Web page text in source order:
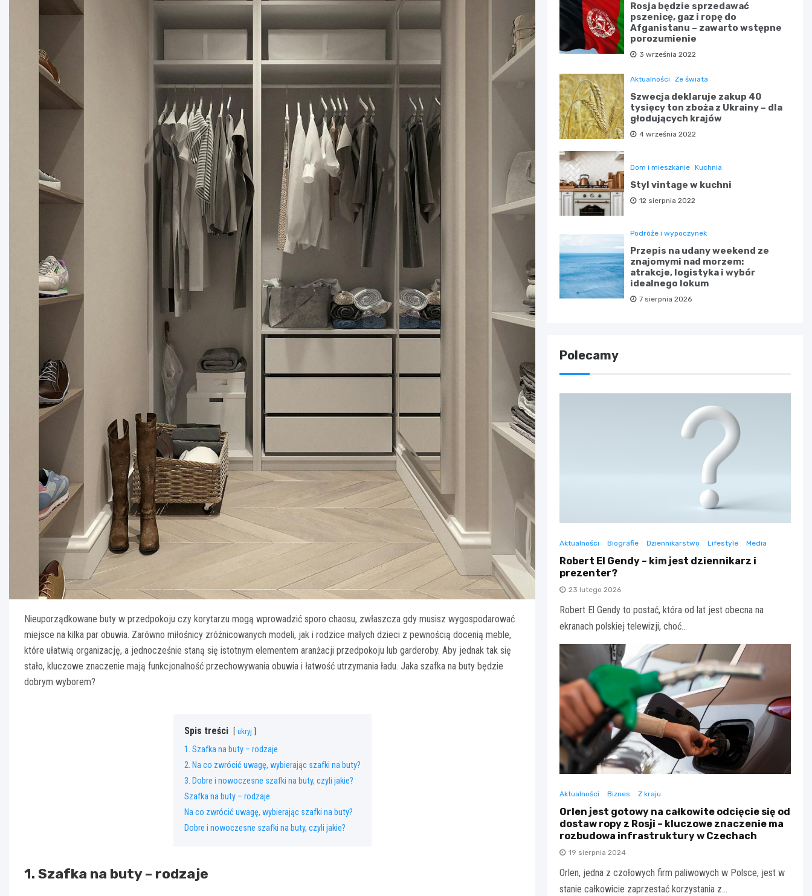
Nieuporządkowane buty w przedpokoju czy korytarzu mogą wprowadzić sporo chaosu, zwłaszcza gdy musisz wygospodarować
miejsce na kilka par obuwia. Zarówno miłośnicy zróżnicowanych modeli, jak i rodzice małych dzieci z pewnością docenią meble,
które ułatwią organizację, a jednocześnie staną się istotnym elementem aranżacji przedpokoju lub garderoby. Aby jednak tak się
stało, kluczowe znaczenie mają funkcjonalność przechowywania obuwia i łatwość utrzymania ładu. Jaka szafka na buty będzie
dobrym wyborem?
Spis treści ukryj
1. Szafka na buty – rodzaje
2. Na co zwrócić uwagę, wybierając szafki na buty?
3. Dobre i nowoczesne szafki na buty, czyli jakie?
Szafka na buty – rodzaje
Na co zwrócić uwagę, wybierając szafki na buty?
Dobre i nowoczesne szafki na buty, czyli jakie?
1. Szafka na buty – rodzaje
Rosja będzie sprzedawać
pszenicę, gaz i ropę do
Afganistanu – zawarto wstępne
porozumienie
3 września 2022
Aktualności Ze świata
Szwecja deklaruje zakup 40
tysięcy ton zboża z Ukrainy – dla
głodujących krajów
4 września 2022
Dom i mieszkanie Kuchnia
Styl vintage w kuchni
12 sierpnia 2022
Podróże i wypoczynek
Przepis na udany weekend ze
znajomymi nad morzem:
atrakcje, logistyka i wybór
idealnego lokum
7 sierpnia 2026
Polecamy
Aktualności Biografie Dziennikarstwo Lifestyle Media
Robert El Gendy – kim jest dziennikarz i
prezenter?
23 lutego 2026
Robert El Gendy to postać, która od lat jest obecna na
ekranach polskiej telewizji, choć…
Aktualności Biznes Z kraju
Orlen jest gotowy na całkowite odcięcie się od
dostaw ropy z Rosji – kluczowe znaczenie ma
rozbudowa infrastruktury w Czechach
19 sierpnia 2024
Orlen, jedna z czołowych firm paliwowych w Polsce, jest w
stanie całkowicie zaprzestać korzystania z…